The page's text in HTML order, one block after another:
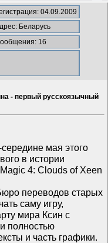
04.09.2009
Беларусь
16
- первый русскоязычный
мая этого
в истории
4: Clouds of Xeen
переводов старых
саму игру,
мира Ксин с
полностью
и часть графики.